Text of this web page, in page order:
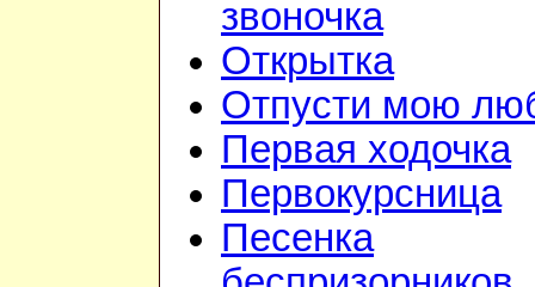
звоночка
Открытка
Отпусти мою
Первая ходочка
Первокурсница
Песенка